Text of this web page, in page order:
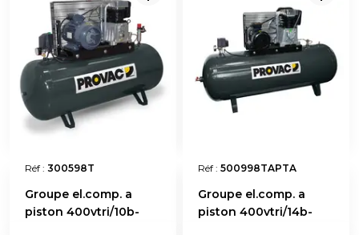
Réf : 300598T
Groupe el.comp. a
piston 400vtri/10b-
Réf : 500998TAPTA
Groupe el.comp. a
piston 400vtri/14b-